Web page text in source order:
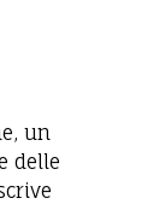
un
delle